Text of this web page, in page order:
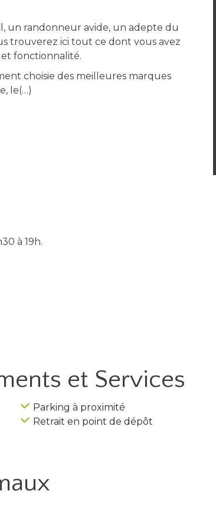
un randonneur avide, un adepte du
trouverez ici tout ce dont vous avez
fonctionnalité.
choisie des meilleures marques
le(…)
à 19h.
et Services
Parking à proximité
Retrait en point de dépôt